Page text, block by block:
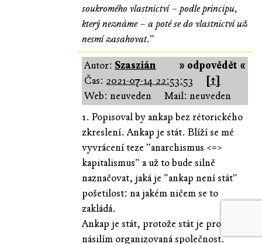
soukromého vlastnictví – podle principu,
který neznáme – a poté se do vlastnictví už
nesmí zasahovat."
» odpovědět «
Autor: Szaszián
Čas: 2021-07-14 22:53:53
[↑]
Web: neuveden
Mail: neuveden
1. Popisoval by ankap bez rétorického
zkreslení. Ankap je stát. Blíží se mé
vyvrácení teze "anarchismus <=>
kapitalismus" a už to bude silně
naznačovat, jaká je "ankap není stát"
pošetilost: na jakém ničem se to
zakládá.
Ankap je stát, protože stát je prostě
násilím organizovaná společnost.